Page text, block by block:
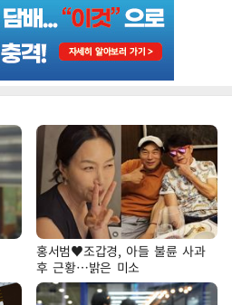
홍서범♥조갑경, 아들 불륜 사과
후 근황…밝은 미소